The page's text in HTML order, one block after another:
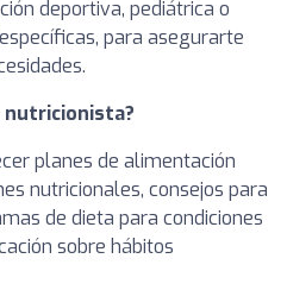
deportiva, pediátrica o
para asegurarte
nutricionista?
planes de alimentación
nutricionales, consejos para
de dieta para condiciones
sobre hábitos